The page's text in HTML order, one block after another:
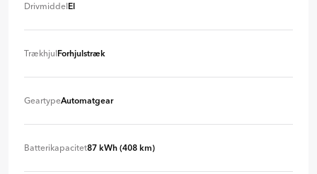
DrivmiddelEl
TrækhjulForhjulstræk
GeartypeAutomatgear
Batterikapacitet87 kWh (408 km)